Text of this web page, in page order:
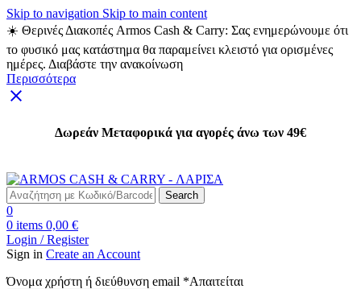
Skip to navigation Skip to main content
☀️ Θερινές Διακοπές Armos Cash & Carry: Σας ενημερώνουμε ότι
το φυσικό μας κατάστημα θα παραμείνει κλειστό για ορισμένες
ημέρες. Διαβάστε την ανακοίνωση
Περισσότερα
Δωρεάν Μεταφορικά για αγορές άνω των 49€
Search
0
0 items 0,00 €
Login / Register
Sign in Create an Account
Όνομα χρήστη ή διεύθυνση email *Απαιτείται